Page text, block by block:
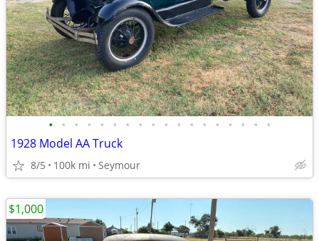
• • • • • • • • • • • • • • • • • •
1928 Model AA Truck
8/5 100k mi Seymour
$1,000